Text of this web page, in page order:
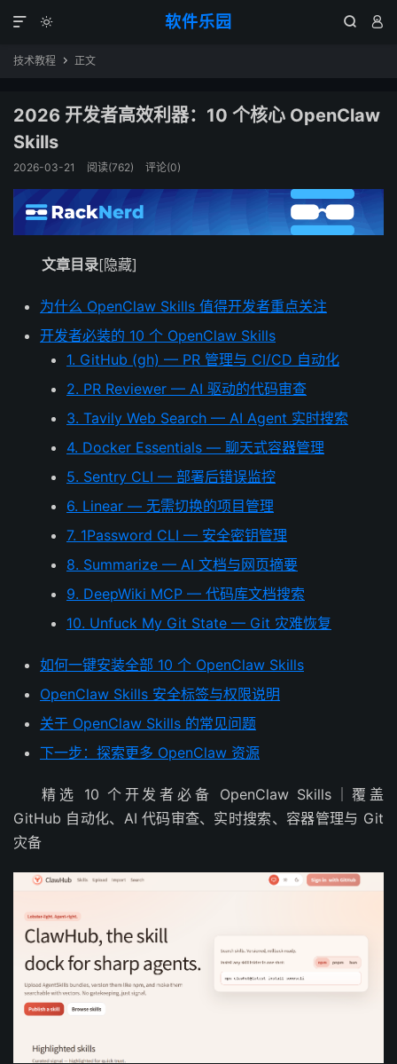
软件乐园 
 

技术教程  正文
2026 开发者高效利器：10 个核心 OpenClaw
Skills
2026-03-21 阅读(762) 评论(0)
文章目录[隐藏]
为什么 OpenClaw Skills 值得开发者重点关注
开发者必装的 10 个 OpenClaw Skills
1. GitHub (gh) — PR 管理与 CI/CD 自动化
2. PR Reviewer — AI 驱动的代码审查
3. Tavily Web Search — AI Agent 实时搜索
4. Docker Essentials — 聊天式容器管理
5. Sentry CLI — 部署后错误监控
6. Linear — 无需切换的项目管理
7. 1Password CLI — 安全密钥管理
8. Summarize — AI 文档与网页摘要
9. DeepWiki MCP — 代码库文档搜索
10. Unfuck My Git State — Git 灾难恢复
如何一键安装全部 10 个 OpenClaw Skills
OpenClaw Skills 安全标签与权限说明
关于 OpenClaw Skills 的常见问题
下一步：探索更多 OpenClaw 资源
精选 10 个开发者必备 OpenClaw Skills｜覆盖
GitHub 自动化、AI 代码审查、实时搜索、容器管理与 Git
灾备